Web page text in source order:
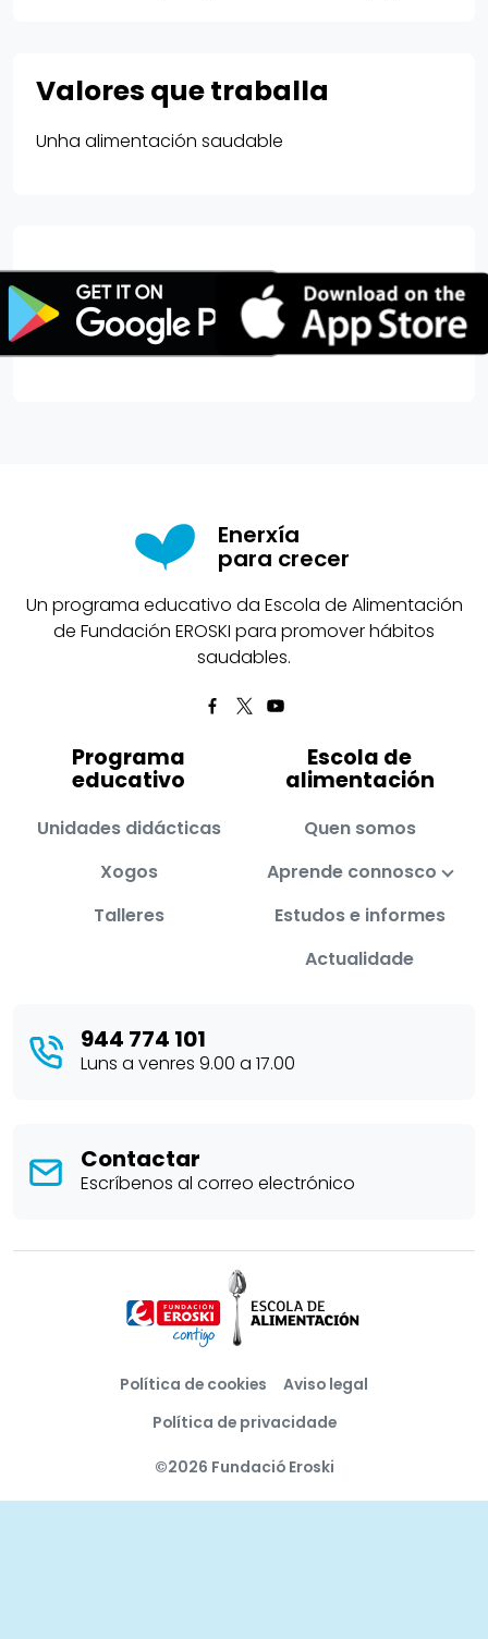
Valores que traballa
Unha alimentación saudable
Enerxía
para crecer
Un programa educativo da Escola de Alimentación
de Fundación EROSKI para promover hábitos
saudables.
Programa
educativo
Unidades didácticas
Xogos
Talleres
Escola de
alimentación
Quen somos
Aprende connosco
Estudos e informes
Actualidade
944 774 101
Luns a venres 9.00 a 17.00
Contactar
Escríbenos al correo electrónico
©2026 Fundació Eroski
Política de cookies
Aviso legal
Política de privacidade